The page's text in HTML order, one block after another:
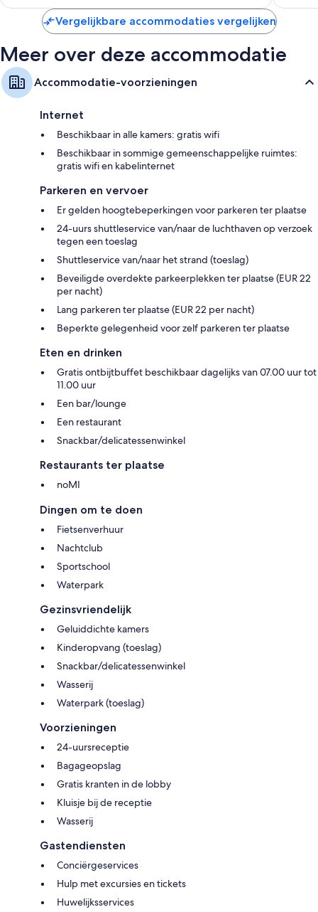
Vergelijkbare accommodaties vergelijken
Meer over deze accommodatie
Accommodatie-voorzieningen
Internet
Beschikbaar in alle kamers: gratis wifi
Beschikbaar in sommige gemeenschappelijke ruimtes:
gratis wifi en kabelinternet
Parkeren en vervoer
Er gelden hoogtebeperkingen voor parkeren ter plaatse
24-uurs shuttleservice van/naar de luchthaven op verzoek
tegen een toeslag
Shuttleservice van/naar het strand (toeslag)
Beveiligde overdekte parkeerplekken ter plaatse (EUR 22
per nacht)
Lang parkeren ter plaatse (EUR 22 per nacht)
Beperkte gelegenheid voor zelf parkeren ter plaatse
Eten en drinken
Gratis ontbijtbuffet beschikbaar dagelijks van 07.00 uur tot
11.00 uur
Een bar/lounge
Een restaurant
Snackbar/delicatessenwinkel
Restaurants ter plaatse
noMI
Dingen om te doen
Fietsenverhuur
Nachtclub
Sportschool
Waterpark
Gezinsvriendelijk
Geluiddichte kamers
Kinderopvang (toeslag)
Snackbar/delicatessenwinkel
Wasserij
Waterpark (toeslag)
Voorzieningen
24-uursreceptie
Bagageopslag
Gratis kranten in de lobby
Kluisje bij de receptie
Wasserij
Gastendiensten
Conciërgeservices
Hulp met excursies en tickets
Huwelijksservices